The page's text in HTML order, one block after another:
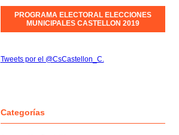
PROGRAMA ELECTORAL ELECCIONES
MUNICIPALES CASTELLON 2019
Tweets por el @CsCastellon_C.
Categorías